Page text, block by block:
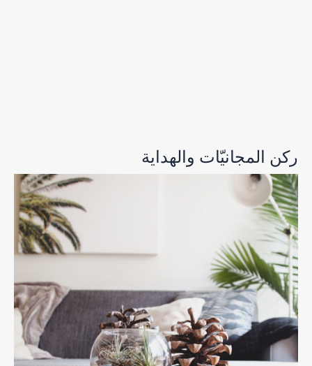
ركن المجانيّات والهداية